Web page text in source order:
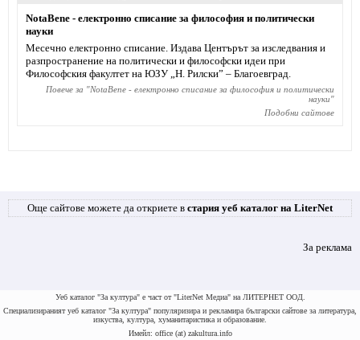
NotaBene - електронно списание за философия и политически
науки
Месечно електронно списание. Издава Центърът за изследвания и
разпространение на политически и философски идеи при
Философския факултет на ЮЗУ „Н. Рилски” – Благоевград.
Повече за "NotaBene - електронно списание за философия и политически
науки"
Подобни сайтове
Още сайтове можете да откриете в стария уеб каталог на LiterNet
За реклама
Уеб каталог "За култура" е част от "LiterNet Медиа" на ЛИТЕРНЕТ ООД.
Специализираният уеб каталог "За култура" популяризира и рекламира български сайтове за литература,
изкуства, култура, хуманитаристика и образование.
Имейл: office (at) zakultura.info